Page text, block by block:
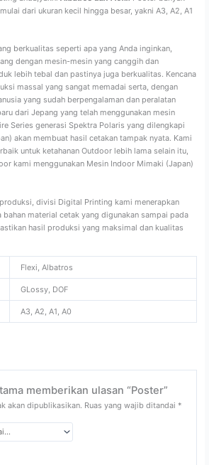
dari ukuran kecil hingga besar, yakni A3, A2, A1
berkualitas seperti apa yang Anda inginkan,
dengan mesin-mesin yang canggih dan
lebih tebal dan pastinya juga berkualitas. Kencana
massal yang sangat memadai serta, dengan
yang sudah berpengalaman dan peralatan
dari Jepang yang telah menggunakan mesin
Series generasi Spektra Polaris yang dilengkapi
akan membuat hasil cetakan tampak nyata. Kami
untuk ketahanan Outdoor lebih lama selain itu,
kami menggunakan Mesin Indoor Mimaki (Japan)
divisi Digital Printing kami menerapkan
material cetak yang digunakan sampai pada
hasil produksi yang maksimal dan kualitas
Flexi, Albatros
GLossy, DOF
A3, A2, A1, A0
memberikan ulasan “Poster”
akan dipublikasikan. Ruas yang wajib ditandai *